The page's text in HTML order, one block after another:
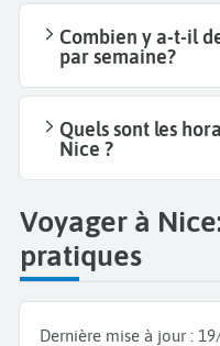
Combien y a-t-il
par semaine?
Quels sont les
Nice ?
Voyager à
pratiques
Dernière mise à jour :